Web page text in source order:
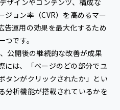
ザインやコンテンツ、構成な
ジョン率（CVR）を高めるマー
告運用の効果を最大化するため
です。
公開後の継続的な改善が成果
には、「ページのどの部分でユ
タンがクリックされたか」とい
分析機能が搭載されているかを